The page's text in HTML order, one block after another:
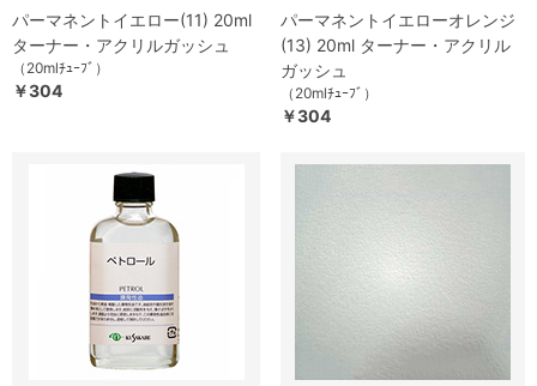
パーマネントイエロー(11) 20ml
ターナー・アクリルガッシュ
（20mlﾁｭｰﾌﾞ）
￥304
パーマネントイエローオレンジ
(13) 20ml ターナー・アクリル
ガッシュ
（20mlﾁｭｰﾌﾞ）
￥304